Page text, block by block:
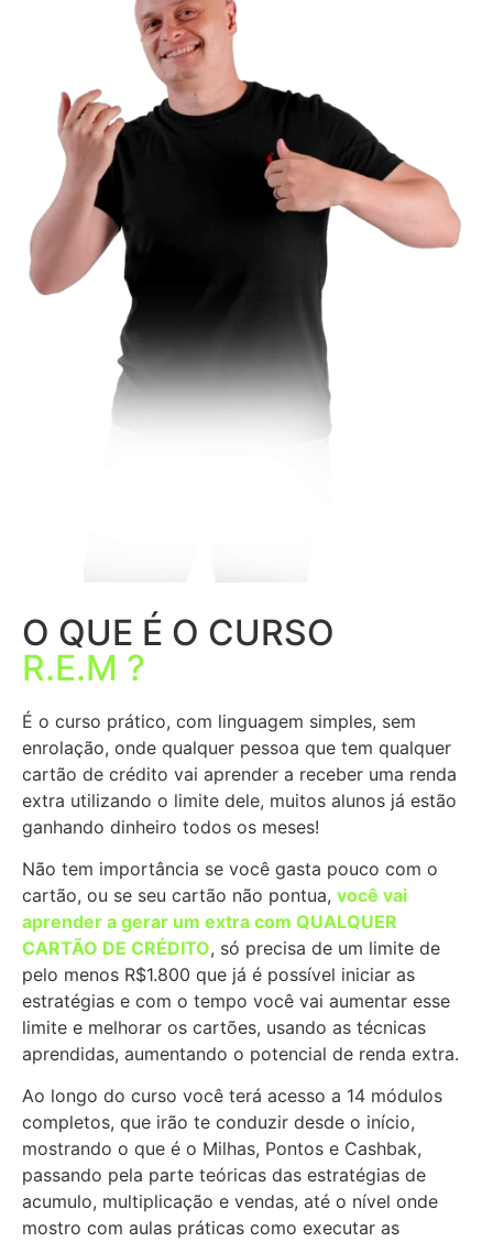
O QUE É O CURSO
R.E.M ?
É o curso prático, com linguagem simples, sem
enrolação, onde qualquer pessoa que tem qualquer
cartão de crédito vai aprender a receber uma renda
extra utilizando o limite dele, muitos alunos já estão
ganhando dinheiro todos os meses!
Não tem importância se você gasta pouco com o
cartão, ou se seu cartão não pontua, você vai
aprender a gerar um extra com QUALQUER
CARTÃO DE CRÉDITO, só precisa de um limite de
pelo menos R$1.800 que já é possível iniciar as
estratégias e com o tempo você vai aumentar esse
limite e melhorar os cartões, usando as técnicas
aprendidas, aumentando o potencial de renda extra.
Ao longo do curso você terá acesso a 14 módulos
completos, que irão te conduzir desde o início,
mostrando o que é o Milhas, Pontos e Cashbak,
passando pela parte teóricas das estratégias de
acumulo, multiplicação e vendas, até o nível onde
mostro com aulas práticas como executar as